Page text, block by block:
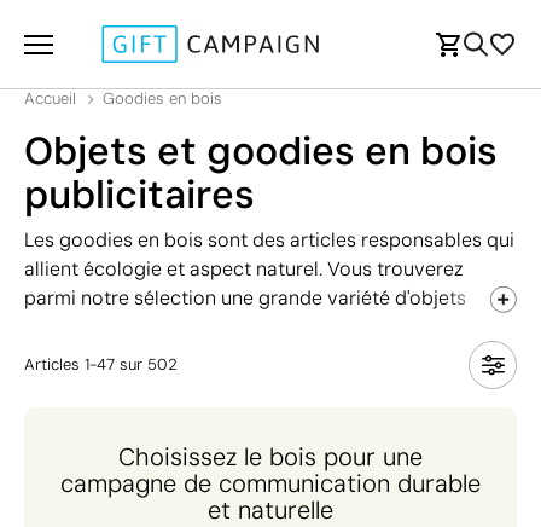
Accueil Goodies en bois
Objets et goodies en bois
publicitaires
Les goodies en bois sont des articles responsables qui
allient écologie et aspect naturel. Vous trouverez
parmi notre sélection une grande variété d'objets
type de bois différent : bambou, chêne, acacia, pin,
teck… Ils sont personnalisables selon vos préférences
vos employés, clients et collaborateurs. Explorez notre
gamme sans plus attendre !
Articles 1-47 sur 502
Choisissez le bois pour une
campagne de communication durable
et naturelle